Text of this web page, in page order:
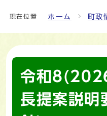
現在位置 ホーム 町政
令和
長提案説明